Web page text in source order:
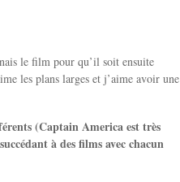
le film pour qu’il soit ensuite
les plans larges et j’aime avoir une
(Captain America est très
à des films avec chacun